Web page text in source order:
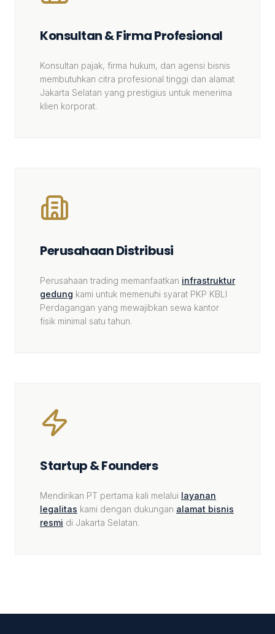
Konsultan & Firma Profesional
Konsultan pajak, firma hukum, dan agensi bisnis
membutuhkan citra profesional tinggi dan alamat
Jakarta Selatan yang prestigius untuk menerima
klien korporat.
Perusahaan Distribusi
Perusahaan trading memanfaatkan infrastruktur
gedung kami untuk memenuhi syarat PKP KBLI
Perdagangan yang mewajibkan sewa kantor
fisik minimal satu tahun.
Startup & Founders
Mendirikan PT pertama kali melalui layanan
legalitas kami dengan dukungan alamat bisnis
resmi di Jakarta Selatan.